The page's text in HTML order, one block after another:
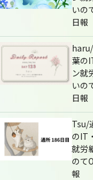
いの
日報
葉の
ン就
いの
日報
Tsu/
のIT
就労
のて
報